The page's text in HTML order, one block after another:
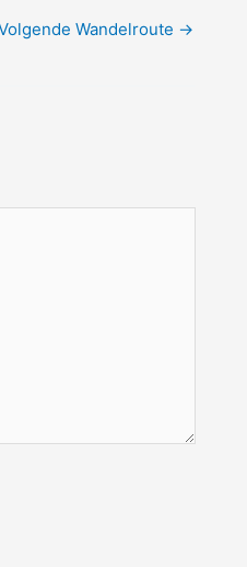
Wandelroute →